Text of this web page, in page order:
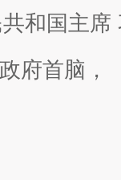
和国主席
府首脑，